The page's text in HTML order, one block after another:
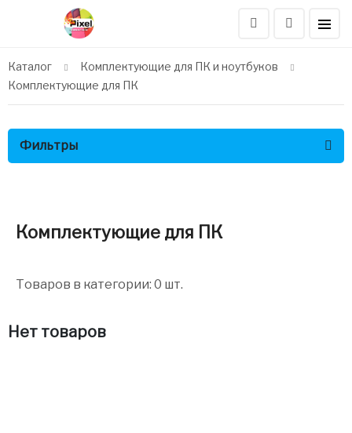
Каталог
Комплектующие для ПК и ноутбуков
Комплектующие для ПК
Фильтры
Комплектующие для ПК
Товаров в категории: 0 шт.
Нет товаров